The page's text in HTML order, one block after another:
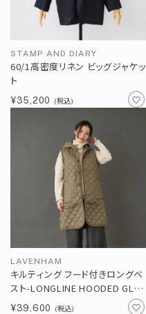
STAMP AND DIARY
60/1高密度リネン ビッグジャケッ
ト
¥35,200 (税込)
LAVENHAM
キルティング フード付きロングベ
スト-LONGLINE HOODED GL＜
CORK＞
¥39,600 (税込)